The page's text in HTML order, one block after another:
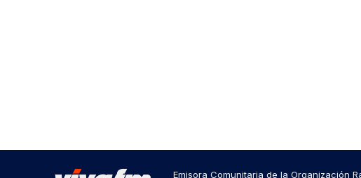
Emisora Comunitaria de la Organización